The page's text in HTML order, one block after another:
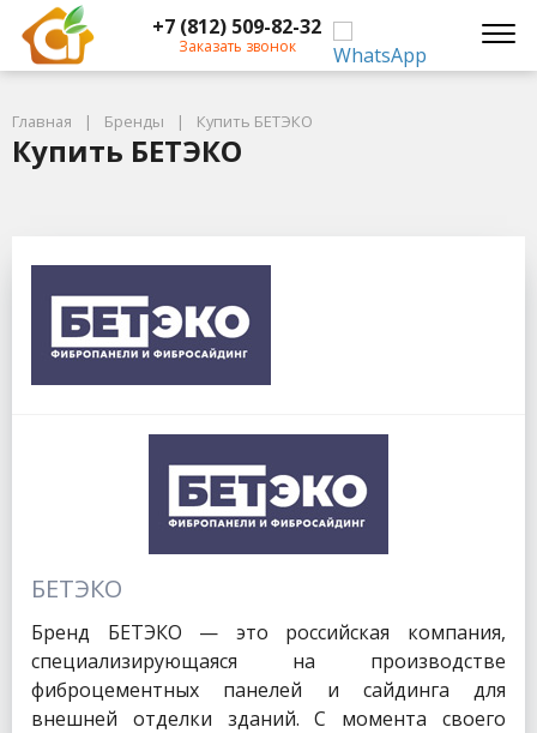
+7 (812) 509-82-32
Заказать звонок
Главная Бренды Купить БЕТЭКО
Купить БЕТЭКО
БЕТЭКО
Бренд БЕТЭКО — это российская компания,
специализирующаяся на производстве
фиброцементных панелей и сайдинга для
внешней отделки зданий. С момента своего